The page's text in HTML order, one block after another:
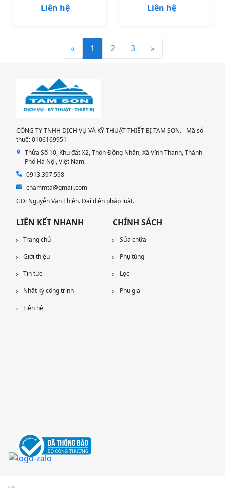
Liên hệ Liên hệ
« 1 2 3 »
CÔNG TY TNHH DỊCH VỤ VÀ KỸ THUẬT THIẾT BỊ TAM SƠN. - Mã số
thuế: 0106169951
Thửa Số 10, Khu đất X2, Thôn Đồng Nhân, Xã Vĩnh Thanh, Thành
Phố Hà Nội, Việt Nam.
0913.397.598
chammta@gmail.com
GĐ: Nguyễn Văn Thiện. Đại diện pháp luật.
LIÊN KẾT NHANH
Trang chủ
Giới thiệu
Tin tức
Nhật ký công trình
Liên hệ
CHÍNH SÁCH
Sửa chữa
Phụ tùng
Lọc
Phụ gia